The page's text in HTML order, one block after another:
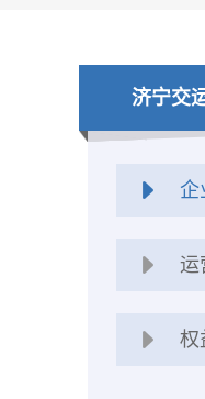
济宁交
企
运
权